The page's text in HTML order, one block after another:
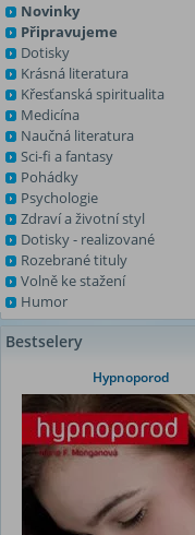
Novinky
Připravujeme
Dotisky
Krásná literatura
Křesťanská spiritualita
Medicína
Naučná literatura
Sci-fi a fantasy
Pohádky
Psychologie
Zdraví a životní styl
Dotisky - realizované
Rozebrané tituly
Volně ke stažení
Humor
Bestselery
Hypnoporod